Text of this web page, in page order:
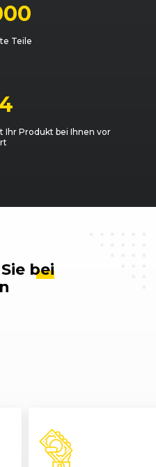
Teile
Ihr Produkt bei Ihnen vor
bei